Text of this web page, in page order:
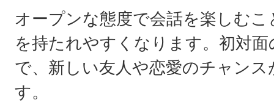
オープンな態度で会話を楽しむ
を持たれやすくなります。初対
で、新しい友人や恋愛のチャン
す。